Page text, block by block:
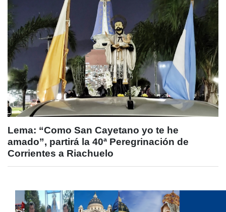
Lema: “Como San Cayetano yo te he
amado”, partirá la 40ª Peregrinación de
Corrientes a Riachuelo